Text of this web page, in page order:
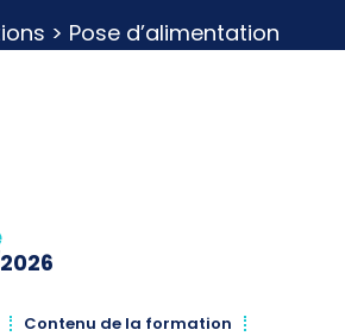
> Pose d’alimentation
Contenu de la formation